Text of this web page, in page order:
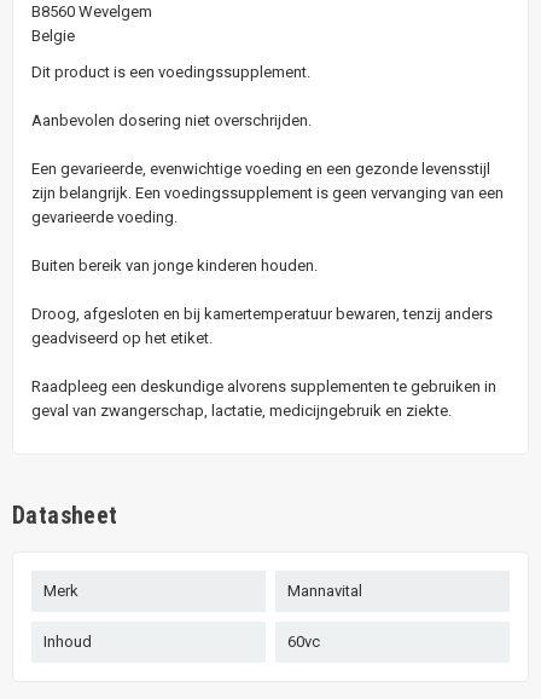
B8560 Wevelgem
Belgie
Dit product is een voedingssupplement.
Aanbevolen dosering niet overschrijden.
Een gevarieerde, evenwichtige voeding en een gezonde levensstijl
zijn belangrijk. Een voedingssupplement is geen vervanging van een
gevarieerde voeding.
Buiten bereik van jonge kinderen houden.
Droog, afgesloten en bij kamertemperatuur bewaren, tenzij anders
geadviseerd op het etiket.
Raadpleeg een deskundige alvorens supplementen te gebruiken in
geval van zwangerschap, lactatie, medicijngebruik en ziekte.
Datasheet
Merk Mannavital
Inhoud 60vc